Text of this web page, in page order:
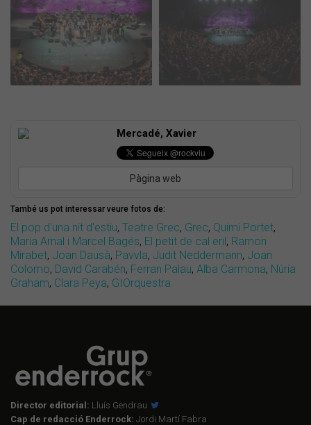
Mercadé, Xavier
Pàgina web
També us pot interessar veure fotos de:
El pop d'una nit d'estiu, Teatre Grec, Grec, Quimi Portet,
Maria Arnal i Marcel Bagés, El petit de cal eril, Ramon
Mirabet, Joan Dausà, Pavvla, Judit Neddermann, Joan
Colomo, David Carabén, Ferran Palau, Alba Carmona, Núria
Graham, Clara Peya, GIOrquestra
Director editorial: Lluís Gendrau
Cap de redacció Enderrock: Jordi Martí Fabra